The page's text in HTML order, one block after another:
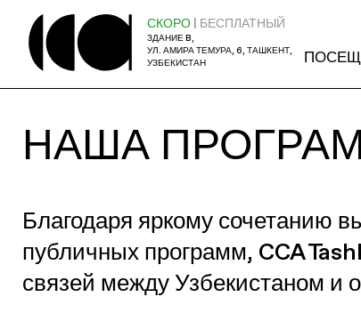
СКОРО | БЕСПЛАТНЫЙ
ЗДАНИЕ B,
УЛ. АМИРА ТЕМУРА, 6, ТАШКЕНТ,
УЗБЕКИСТАН
НАША
Благодаря яркому сочетанию
публичных программ, CCA
связей между Узбекистаном и